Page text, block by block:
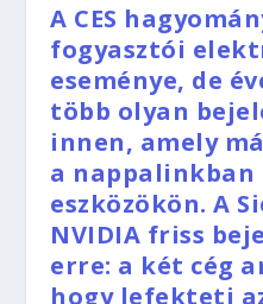
A CES
fogyasztói
eseménye, de
több olyan
innen, amely
a nappalinkban
eszközökön. A
NVIDIA friss
erre: a két cég
hogy lefekteti